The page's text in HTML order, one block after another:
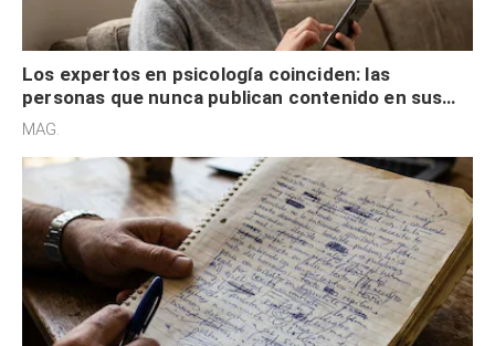
Los expertos en psicología coinciden: las
personas que nunca publican contenido en sus
redes sociales no pretenden buscar validación
MAG.